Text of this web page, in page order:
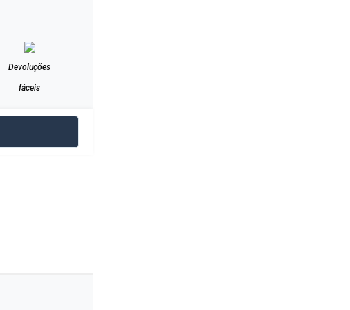
Devoluções
fáceis